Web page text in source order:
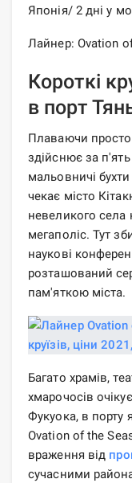
Японія/ 2 дні у
Лайнер: Ovation
Короткі
в порт
Плаваючи
здійснює за
мальовничі
чекає місто
невеликого
мегаполіс. Тут
наукові
розташований
пам'яткою міста.
Багато храмів,
хмарочосів
Фукуока, в порту
Ovation of the
враження від
сучасними